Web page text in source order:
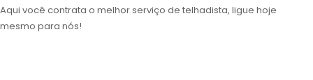
Aqui você contrata o melhor serviço de telhadista, ligue hoje
mesmo para nós!